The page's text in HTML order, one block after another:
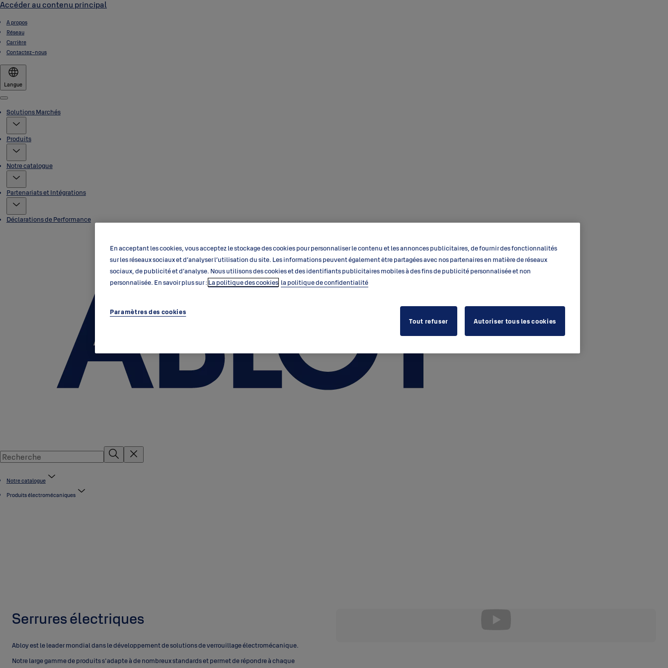
Accéder au contenu principal
A propos
Réseau
Carrière
Contactez-nous
Langue
Menu
Solutions Marchés
Produits
Notre catalogue
Partenariats et Intégrations
Déclarations de Performance
Notre catalogue
Produits électromécaniques
Serrures électriques
Abloy est le leader mondial dans le développement de solutions de verrouillage électromécanique.
Notre large gamme de produits s'adapte à de nombreux standards et permet de répondre à chaque
En acceptant les cookies, vous acceptez le stockage des cookies pour personnaliser le contenu et les annonces publicitaires, de fournir des fonctionnalités
sur les réseaux sociaux et d’analyser l’utilisation du site. Les informations peuvent également être partagées avec nos partenaires en matière de réseaux
sociaux, de publicité et d’analyse. Nous utilisons des cookies et des identifiants publicitaires mobiles à des fins de publicité personnalisée et non
personnalisée. En savoir plus sur : La politique des cookies la politique de confidentialité
Paramètres des cookies
Tout refuser
Autoriser tous les cookies